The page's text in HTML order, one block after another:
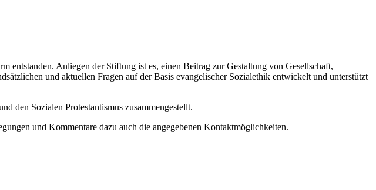
entstanden. Anliegen der Stiftung ist es, einen Beitrag zur Gestaltung von Gesellschaft,
und aktuellen Fragen auf der Basis evangelischer Sozialethik entwickelt und unterstützt
den Sozialen Protestantismus zusammengestellt.
und Kommentare dazu auch die angegebenen Kontaktmöglichkeiten.